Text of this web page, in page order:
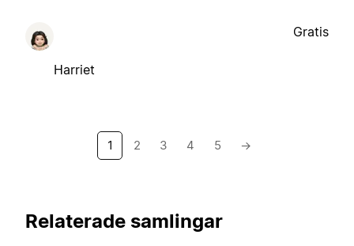
Harriet
Gratis
1 2 3 4 5 →
Relaterade samlingar